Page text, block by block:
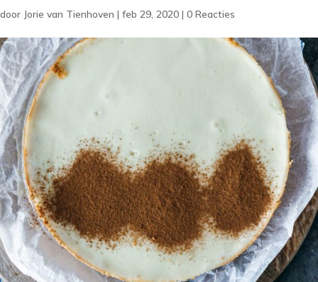
door Jorie van Tienhoven | feb 29, 2020 | 0 Reacties